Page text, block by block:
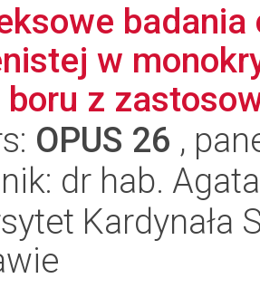
w
boru z
OPUS 26 ,
dr hab.
Kardynała